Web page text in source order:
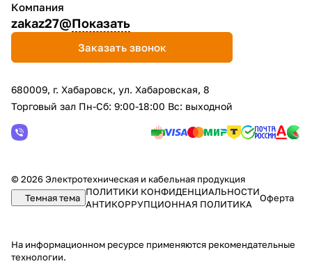
Компания
zakaz27@Показать
Заказать звонок
680009, г. Хабаровск, ул. Хабаровская, 8
Торговый зал Пн-Сб: 9:00-18:00 Вс: выходной
© 2026 Электротехническая и кабельная продукция
Темная тема
ПОЛИТИКИ КОНФИДЕНЦИАЛЬНОСТИ
АНТИКОРРУПЦИОННАЯ ПОЛИТИКА
Оферта
На информационном ресурсе применяются рекомендательные
технологии.